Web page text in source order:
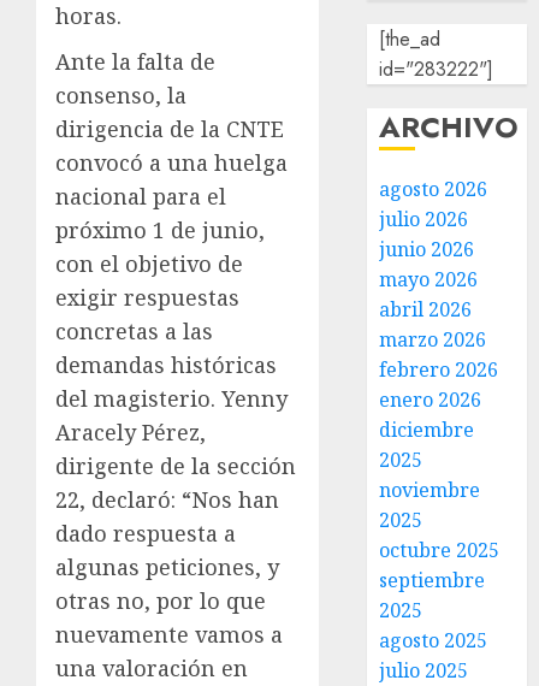
horas.
Ante la falta de
consenso, la
dirigencia de la CNTE
convocó a una huelga
nacional para el
próximo 1 de junio,
con el objetivo de
exigir respuestas
concretas a las
demandas históricas
del magisterio. Yenny
Aracely Pérez,
dirigente de la sección
22, declaró: “Nos han
dado respuesta a
algunas peticiones, y
otras no, por lo que
nuevamente vamos a
una valoración en
[the_ad
id="283222"]
ARCHIVO
agosto 2026
julio 2026
junio 2026
mayo 2026
abril 2026
marzo 2026
febrero 2026
enero 2026
diciembre
2025
noviembre
2025
octubre 2025
septiembre
2025
agosto 2025
julio 2025